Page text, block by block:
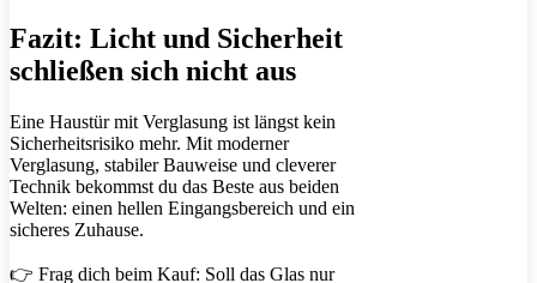
Fazit: Licht und Sicherheit
schließen sich nicht aus
Eine Haustür mit Verglasung ist längst kein
Sicherheitsrisiko mehr. Mit moderner
Verglasung, stabiler Bauweise und cleverer
Technik bekommst du das Beste aus beiden
Welten: einen hellen Eingangsbereich und ein
sicheres Zuhause.
👉 Frag dich beim Kauf: Soll das Glas nur